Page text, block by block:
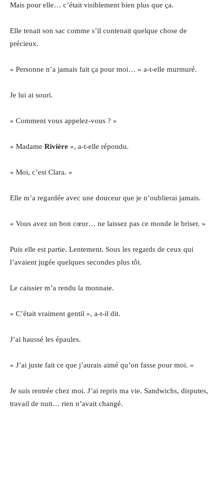
Mais pour elle… c’était visiblement bien plus que ça.
Elle tenait son sac comme s’il contenait quelque chose de
précieux.
« Personne n’a jamais fait ça pour moi… » a-t-elle murmuré.
Je lui ai souri.
« Comment vous appelez-vous ? »
« Madame Rivière », a-t-elle répondu.
« Moi, c’est Clara. »
Elle m’a regardée avec une douceur que je n’oublierai jamais.
« Vous avez un bon cœur… ne laissez pas ce monde le briser. »
Puis elle est partie. Lentement. Sous les regards de ceux qui
l’avaient jugée quelques secondes plus tôt.
Le caissier m’a rendu la monnaie.
« C’était vraiment gentil », a-t-il dit.
J’ai haussé les épaules.
« J’ai juste fait ce que j’aurais aimé qu’on fasse pour moi. »
Je suis rentrée chez moi. J’ai repris ma vie. Sandwichs, disputes,
travail de nuit… rien n’avait changé.